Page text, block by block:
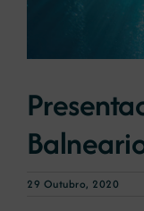
Portal de emprego
29 Outubro, 2020